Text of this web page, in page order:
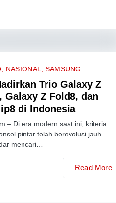
NASIONAL SAMSUNG
Trio Galaxy Z
Galaxy Z Fold8, dan
di Indonesia
– Di era modern saat ini, kriteria
pintar telah berevolusi jauh
mencari…
Read More